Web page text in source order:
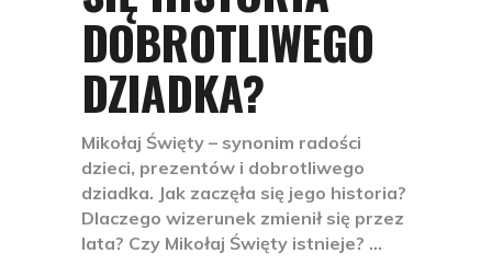
DOBROTLIWEGO
DZIADKA?
Mikołaj Święty – synonim radości
dzieci, prezentów i dobrotliwego
dziadka. Jak zaczęła się jego historia?
Dlaczego wizerunek zmienił się przez
lata? Czy Mikołaj Święty istnieje?